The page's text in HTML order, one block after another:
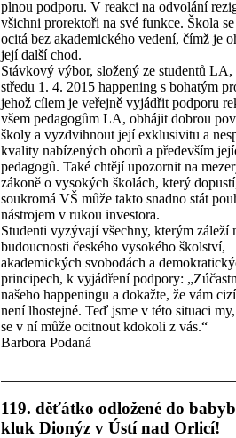
plnou podporu. V reakci na odvolání
všichni prorektoři na své funkce. Škola
ocitá bez akademického vedení, čímž je
její další chod.
Stávkový výbor, složený ze studentů LA,
středu 1. 4. 2015 happening s bohatým
jehož cílem je veřejně vyjádřit podporu
všem pedagogům LA, obhájit dobrou
školy a vyzdvihnout její exklusivitu a
kvality nabízených oborů a především
pedagogů. Také chtějí upozornit na
zákoně o vysokých školách, který
soukromá VŠ může takto snadno stát
nástrojem v rukou investora.
Studenti vyzývají všechny, kterým záleží
budoucnosti českého vysokého školství,
akademických svobodách a
principech, k vyjádření podpory:
našeho happeningu a dokažte, že vám
není lhostejné. Teď jsme v této situaci
se v ní může ocitnout kdokoli z vás.“
Barbora Podaná
119. děťátko odložené do
kluk Dionýz v Ústí nad Orlicí!